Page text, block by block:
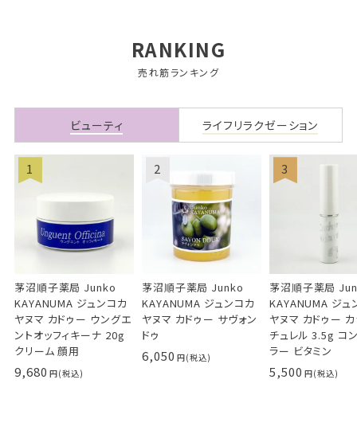
RANKING
売れ筋ランキング
ビューティ ライフリラクゼーション
茅沼順子薬局 Junko
KAYANUMA ジュンコカ
ヤヌマ カドゥー ウングエ
ントオッフィキーナ 20g
クリーム 顔用
9,680
茅沼順子薬局 Junko
KAYANUMA ジュンコカ
ヤヌマ カドゥー サヴォン
ドゥ
6,050
茅沼順子薬局
KAYANUMA ジュ
ヤヌマ カドゥー
チュレル 3.5g コ
ラー ビタミン
5,500